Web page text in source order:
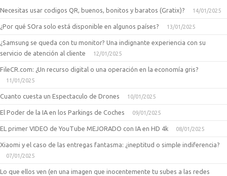
Necesitas usar codigos QR, buenos, bonitos y baratos (Gratix)? 14/01/2025
¿Por qué SOra solo está disponible en algunos países? 13/01/2025
¿Samsung se queda con tu monitor? Una indignante experiencia con su
servicio de atención al cliente
12/01/2025
FileCR.com: ¿Un recurso digital o una operación en la economía gris?
11/01/2025
Cuanto cuesta un Espectaculo de Drones 10/01/2025
El Poder de la IA en los Parkings de Coches 09/01/2025
EL primer VIDEO de YouTube MEJORADO con IA en HD 4k 08/01/2025
Xiaomi y el caso de las entregas fantasma: ¿ineptitud o simple indiferencia?
07/01/2025
Lo que ellos ven (en una imagen que inocentemente tu subes a las redes